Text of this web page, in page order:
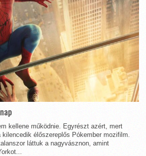
kellene működnie. Egyrészt azért, mert
élőszereplős Pókember mozifilm.
láttuk a nagyvásznon, amint